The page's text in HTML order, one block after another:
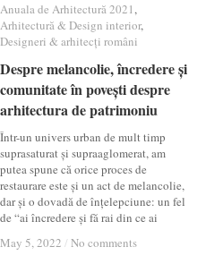
Anuala de Arhitectură 2021,
Arhitectură & Design interior,
Designeri & arhitecți români
Despre melancolie, încredere și
comunitate în povești despre
arhitectura de patrimoniu
Într-un univers urban de mult timp
suprasaturat și supraaglomerat, am
putea spune că orice proces de
restaurare este și un act de melancolie,
dar și o dovadă de înțelepciune: un fel
de “ai încredere și fă rai din ce ai
May 5, 2022 / No comments
Anuala de Arhitectură 2021
Arhitectură & Design interior
Designeri & arhitecți români
Despre melancolie, încredere și
comunitate în povești despre
arhitectura de patrimoniu
May 5, 2022 / No comments